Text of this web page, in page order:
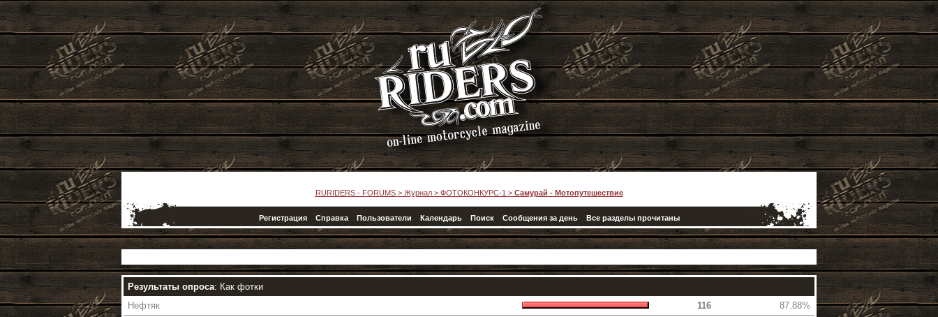
RURIDERS - FORUMS > Журнал > ФОТОКОНКУРС-1 > Самурай - Мотопутешествие
Регистрация Справка Пользователи Календарь Поиск Сообщения за день Все разделы прочитаны
Результаты опроса: Как фотки
Нефтяк
116
87.88%